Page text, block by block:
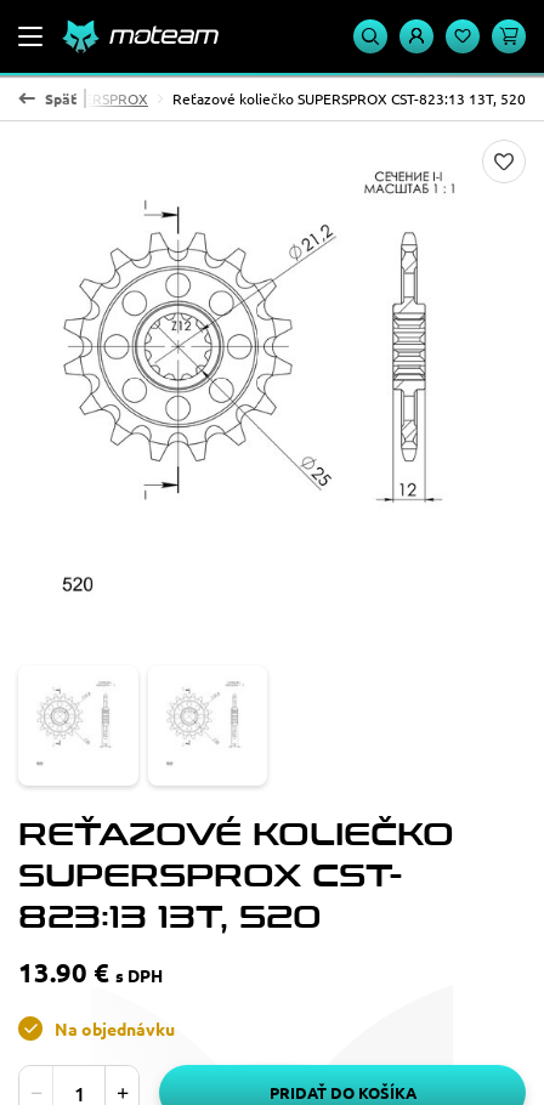
Späť
SUPERSPROX Reťazové koliečko SUPERSPROX CST-823:13 13T, 520
REŤAZOVÉ KOLIEČKO
SUPERSPROX CST-
823:13 13T, 520
13.90 € s DPH
Na objednávku
PRIDAŤ DO KOŠÍKA